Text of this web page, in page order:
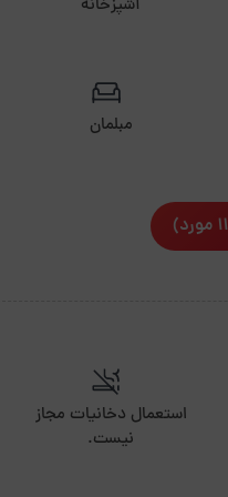
آشپزخانه
مبلمان
استعمال دخانیات مجاز
نیست.